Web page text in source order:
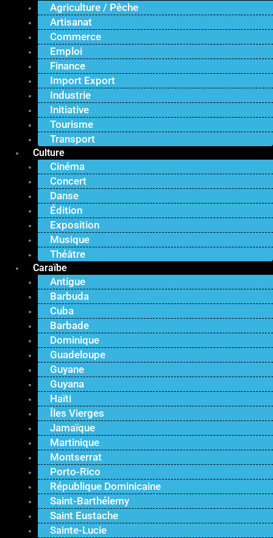
Agriculture / Pêche
Artisanat
Commerce
Emploi
Finance
Import Export
Industrie
Initiative
Tourisme
Transport
Culture
Cinéma
Concert
Danse
Édition
Exposition
Musique
Théâtre
Caraïbe
Antigue
Barbuda
Cuba
Barbade
Dominique
Guadeloupe
Guyane
Guyana
Haïti
Îles Vierges
Jamaïque
Martinique
Montserrat
Porto-Rico
République Dominicaine
Saint-Barthélemy
Saint Eustache
Sainte-Lucie